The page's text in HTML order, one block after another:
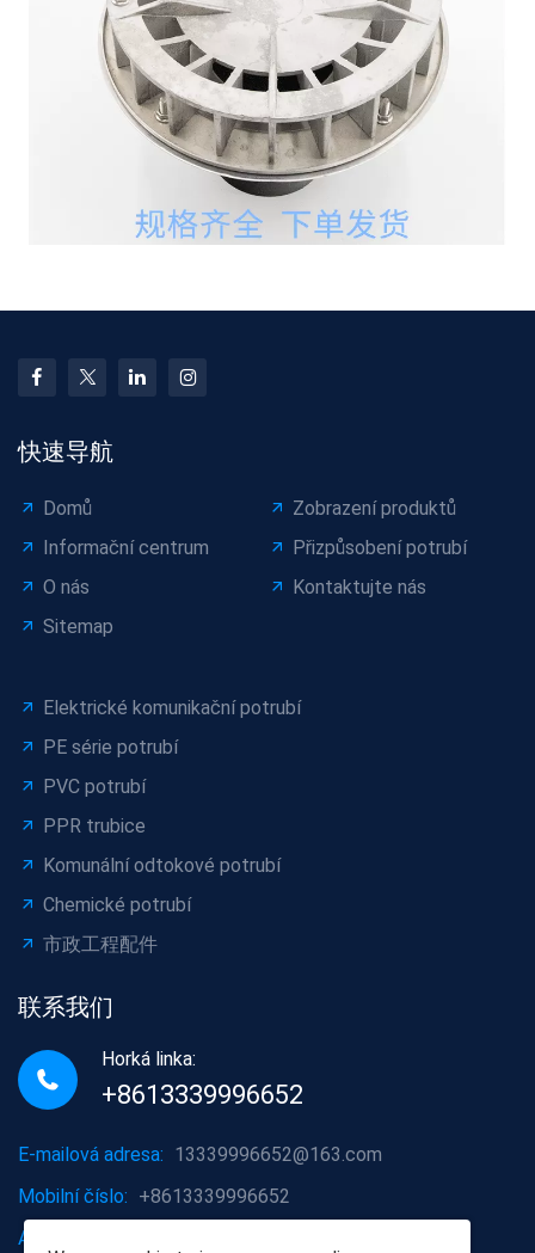
快速导航
Domů
Zobrazení produktů
Informační centrum
Přizpůsobení potrubí
O nás
Kontaktujte nás
Sitemap
Elektrické komunikační potrubí
PE série potrubí
PVC potrubí
PPR trubice
Komunální odtokové potrubí
Chemické potrubí
市政工程配件
联系我们
Horká linka:
+8613339996652
E-mailová adresa: 13339996652@163.com
Mobilní číslo: +8613339996652
Adresa společnosti: